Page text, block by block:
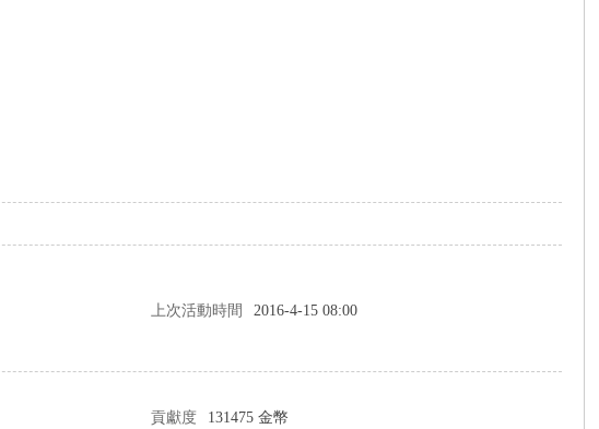
上次活動時間
2016-4-15 08:00
貢獻度 131475 金幣